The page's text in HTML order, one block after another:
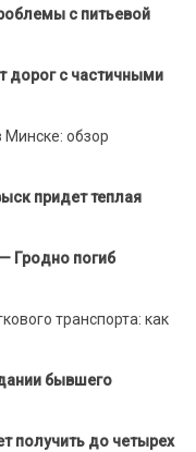
с питьевой
дорог с частичными
Минске: обзор
придет теплая
Гродно погиб
транспорта: как
бывшего
получить до четырех